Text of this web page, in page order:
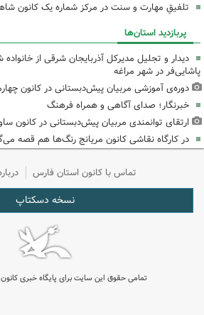
تلفیقِ مهارت و سنت در مرکز شماره یک کانون
پربازدید استان‌ها
دیدار و تجلیل مدیرکل آذربایجان شرقی از خانواده
پاشایی‌فر در شهر مراغه
دوره‌ی آموزشی مربیان پیش‌دبستانی در کانون
خبرنگار؛ صدای آگاهی و همراه فرهنگ
ارتقای توانمندی مربیان پیش‌دبستانی در کانون
در کارگاه نقاشی کانون مریانج رنگ‌ها هم قصه
تماس با کانون استان فارس
نسخه دسکتاپ
تمامی حقوق این سایت برای پایگاه خبری